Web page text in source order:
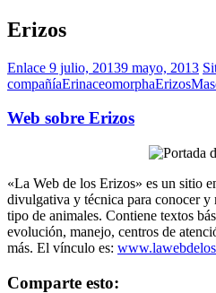
Erizos
Enlace 9 julio, 20139 mayo, 2013
compañíaErinaceomorphaErizos
Web sobre Erizos
«La Web de los Erizos» es un sitio
divulgativa y técnica para conocer y
tipo de animales. Contiene textos
evolución, manejo, centros de
más. El vínculo es:
Comparte esto: